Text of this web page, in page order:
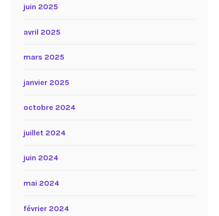
juin 2025
avril 2025
mars 2025
janvier 2025
octobre 2024
juillet 2024
juin 2024
mai 2024
février 2024